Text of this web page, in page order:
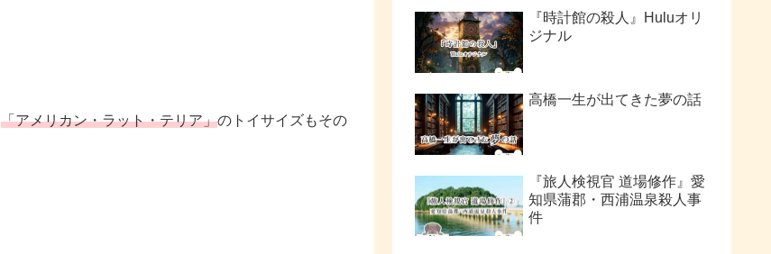
「アメリカン・ラット・テリア」のトイサイズもその
『時計館の殺人』Huluオリ
ジナル
高橋一生が出てきた夢の話
『旅人検視官 道場修作』愛
知県蒲郡・西浦温泉殺人事
件